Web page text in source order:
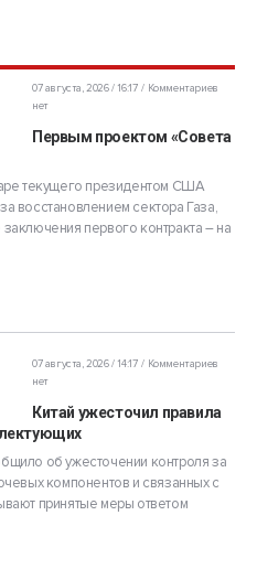
07 августа, 2026 / 16:17
Комментариев
нет
Первым проектом «Совета
текущего президентом США
восстановлением сектора Газа,
первого контракта – на
07 августа, 2026 / 14:17
Комментариев
нет
Китай ужесточил правила
об ужесточении контроля за
компонентов и связанных с
принятые меры ответом